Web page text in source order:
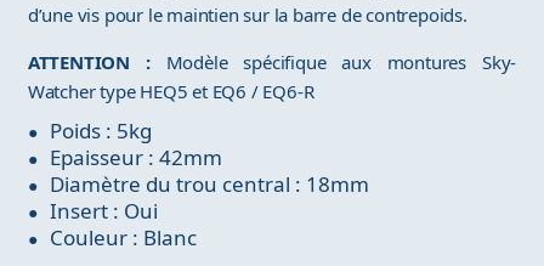
d’une vis pour le maintien sur la barre de contrepoids.
ATTENTION :Modèle spécifique aux montures Sky-
Watcher type HEQ5 et EQ6 / EQ6-R
Poids : 5kg
Epaisseur : 42mm
Diamètre du trou central : 18mm
Insert : Oui
Couleur : Blanc